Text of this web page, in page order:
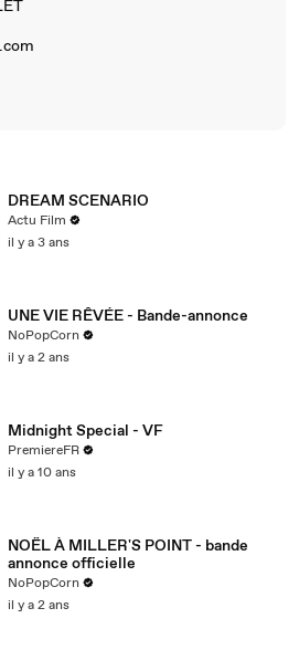
DREAM SCENARIO
Actu Film
il y a 3 ans
UNE VIE RÊVÉE - Bande-annonce
NoPopCorn
il y a 2 ans
Midnight Special - VF
PremiereFR
il y a 10 ans
NOËL À MILLER'S POINT - bande
annonce officielle
NoPopCorn
il y a 2 ans